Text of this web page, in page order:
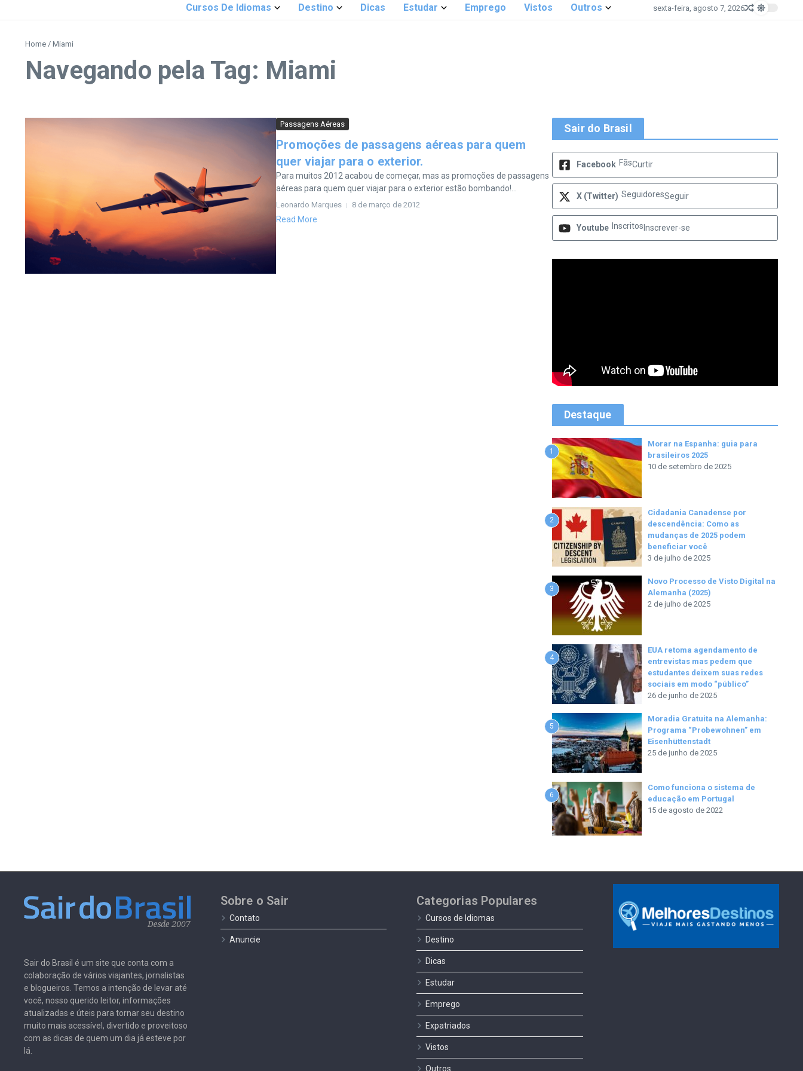
Cursos De Idiomas Destino Dicas Estudar Emprego Vistos Outros sexta-feira, agosto 7, 2026
Home / Miami
Navegando pela Tag: Miami
Passagens Aéreas
Promoções de passagens aéreas para quem
quer viajar para o exterior.
Para muitos 2012 acabou de começar, mas as promoções de passagens
aéreas para quem quer viajar para o exterior estão bombando!...
Leonardo Marques 8 de março de 2012
Read More
Sair do Brasil
Facebook FãsCurtir
X (Twitter) SeguidoresSeguir
Youtube Inscritos Inscrever-se
Destaque
1
Morar na Espanha: guia para
brasileiros 2025
10 de setembro de 2025
2
Cidadania Canadense por
descendência: Como as
mudanças de 2025 podem
beneficiar você
3 de julho de 2025
3
Novo Processo de Visto Digital na
Alemanha (2025)
2 de julho de 2025
4
EUA retoma agendamento de
entrevistas mas pedem que
estudantes deixem suas redes
sociais em modo “público”
26 de junho de 2025
5
Moradia Gratuita na Alemanha:
Programa “Probewohnen” em
Eisenhüttenstadt
25 de junho de 2025
6
Como funciona o sistema de
educação em Portugal
15 de agosto de 2022
Sair do Brasil é um site que conta com a
colaboração de vários viajantes, jornalistas
e blogueiros. Temos a intenção de levar até
você, nosso querido leitor, informações
atualizadas e úteis para tornar seu destino
muito mais acessível, divertido e proveitoso
com as dicas de quem um dia já esteve por
lá.
Sobre o Sair
Contato
Anuncie
Categorias Populares
Cursos de Idiomas
Destino
Dicas
Estudar
Emprego
Expatriados
Vistos
Outros